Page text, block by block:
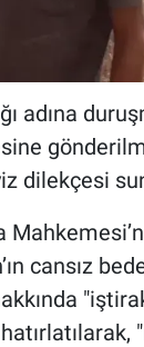
adına
dilekçesi
cansız